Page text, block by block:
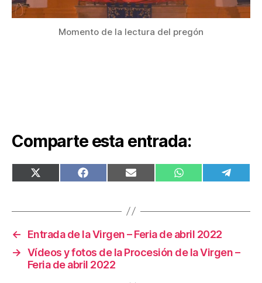
Momento de la lectura del pregón
Comparte esta entrada:
COMPARTIR
EN
COMPARTIR
EN
COMPARTIR
EN
COMPARTIR
EN EN
←
Entrada de la Virgen – Feria de abril 2022
→ Vídeos y fotos de la Procesión de la Virgen –
Feria de abril 2022